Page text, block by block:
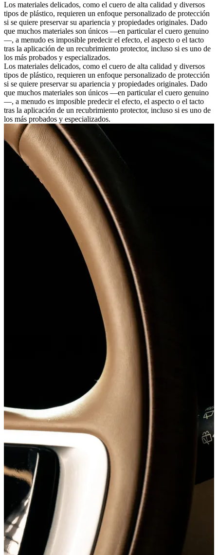
Los materiales delicados, como el cuero de alta calidad y diversos
tipos de plástico, requieren un enfoque personalizado de protección
si se quiere preservar su apariencia y propiedades originales. Dado
que muchos materiales son únicos —en particular el cuero genuino
—, a menudo es imposible predecir el efecto, el aspecto o el tacto
tras la aplicación de un recubrimiento protector, incluso si es uno de
los más probados y especializados.
Los materiales delicados, como el cuero de alta calidad y diversos
tipos de plástico, requieren un enfoque personalizado de protección
si se quiere preservar su apariencia y propiedades originales. Dado
que muchos materiales son únicos —en particular el cuero genuino
—, a menudo es imposible predecir el efecto, el aspecto o el tacto
tras la aplicación de un recubrimiento protector, incluso si es uno de
los más probados y especializados.